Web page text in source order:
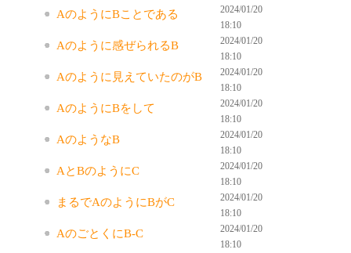
AのようにBことである
2024/01/20
18:10
Aのように感ぜられるB
2024/01/20
18:10
Aのように見えていたのがB
2024/01/20
18:10
AのようにBをして
2024/01/20
18:10
AのようなB
2024/01/20
18:10
AとBのようにC
2024/01/20
18:10
まるでAのようにBがC
2024/01/20
18:10
AのごとくにB-C
2024/01/20
18:10